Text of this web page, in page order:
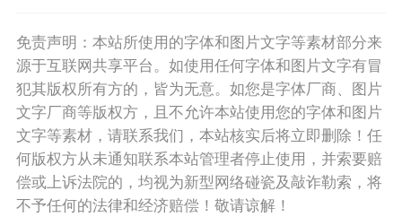
免责声明：本站所使用的字体和图片文字等素材部分来
源于互联网共享平台。如使用任何字体和图片文字有冒
犯其版权所有方的，皆为无意。如您是字体厂商、图片
文字厂商等版权方，且不允许本站使用您的字体和图片
文字等素材，请联系我们，本站核实后将立即删除！任
何版权方从未通知联系本站管理者停止使用，并索要赔
偿或上诉法院的，均视为新型网络碰瓷及敲诈勒索，将
不予任何的法律和经济赔偿！敬请谅解！